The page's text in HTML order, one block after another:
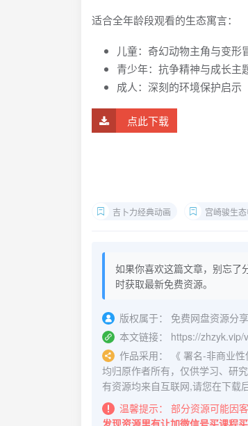
适合全年龄段观看的生态寓言：
儿童：奇幻动物主角与变形
青少年：抗争精神与成长主
成人：深刻的环境保护启示
点此下载
吉卜力经典动画 宫崎骏生
如果你喜欢这篇文章，别忘了
时获取最新免费资源。
版权属于：
免费网盘资源分享
本文链接：
https://
作品采用：
《 署名-非商业
均归原作者所有，仅供学习、研
有资源均来自互联网,请您在下载
温馨提示：
部分资源可能因
发现资源里有让加微信号买课程